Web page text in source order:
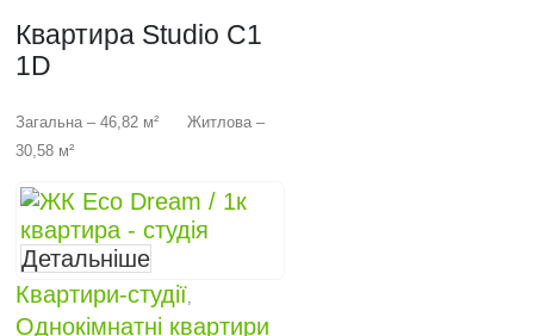
Квартира Studio C1
1D
Загальна – 46,82 м² Житлова –
30,58 м²
Детальніше
Квартири-студії,
Однокімнатні квартири